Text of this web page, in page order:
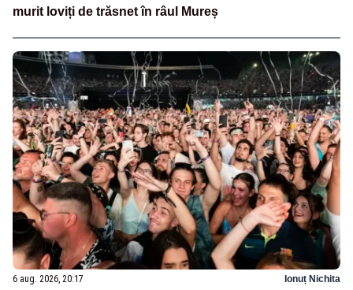
murit loviți de trăsnet în râul Mureș
6 aug. 2026, 20:17 Ionuț Nichita